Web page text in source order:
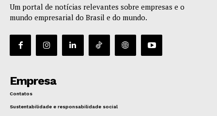
Um portal de notícias relevantes sobre empresas e o
mundo empresarial do Brasil e do mundo.
Empresa
Contatos
Sustentabilidade e responsabilidade social